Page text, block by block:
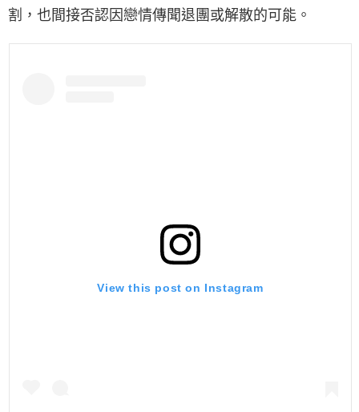
割，也間接否認因戀情傳聞退團或解散的可能。
View this post on Instagram